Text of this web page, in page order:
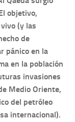
objetivo,
(y las
de
pánico en la
en la población
invasiones
Medio Oriente,
del petróleo
internacional).